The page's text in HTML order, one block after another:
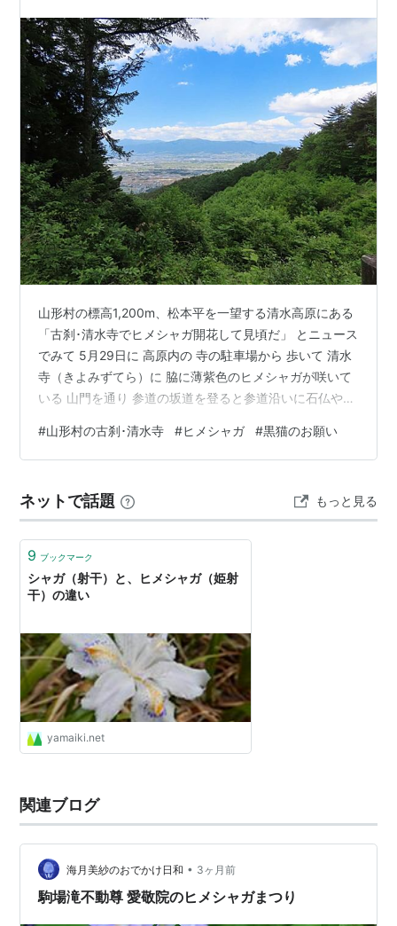
山形村の標高1,200m、松本平を一望する清水高原にある
「古刹･清水寺でヒメシャガ開花して見頃だ」 とニュース
でみて 5月29日に 高原内の 寺の駐車場から 歩いて 清水
寺（きよみずてら）に 脇に薄紫色のヒメシャガが咲いて
いる 山門を通り 参道の坂道を登ると参道沿いに石仏や
ていました。 さらに 奥の円通門をとおり 本殿に参拝 本
殿の周りにはヒメシャガの群生が 境内いたるところに薄
トと アップで 真上からの構図でも マー君のお願いは ク
ロゼットに入りたいとこことで 開けて入れてあげまし
#山形村の古刹･清水寺 #ヒメシャガ #黒猫のお願い
ネットで話題 もっと見る
9 ブックマーク
シャガ（射干）と、ヒメシャガ（姫射
干）の違い
yamaiki.net
関連ブログ
海月美紗のおでかけ日和 • 3ヶ月前
駒場滝不動尊 愛敬院のヒメシャガまつり